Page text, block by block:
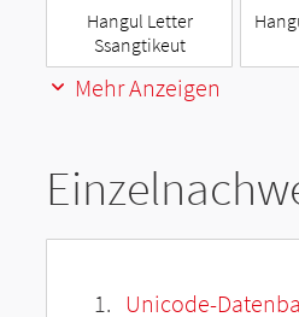
Hangul Letter
Ssangtikeut
Mehr Anzeigen
Unicode-